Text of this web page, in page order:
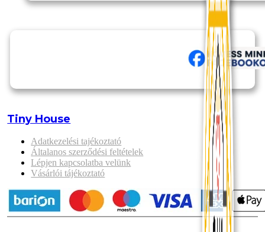
Tiny House
Adatkezelési tajékoztató
Általanos szerződési feltételek
Lépjen kapcsolatba velünk
Vásárlói tájékoztató